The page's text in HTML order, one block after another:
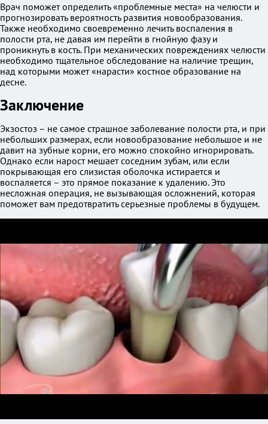
Врач поможет определить «проблемные места» на челюсти и
прогнозировать вероятность развития новообразования.
Также необходимо своевременно лечить воспаления в
полости рта, не давая им перейти в гнойную фазу и
проникнуть в кость. При механических повреждениях челюсти
необходимо тщательное обследование на наличие трещин,
над которыми может «нарасти» костное образование на
десне.
Заключение
Экзостоз – не самое страшное заболевание полости рта, и при
небольших размерах, если новообразование небольшое и не
давит на зубные корни, его можно спокойно игнорировать.
Однако если нарост мешает соседним зубам, или если
покрывающая его слизистая оболочка истирается и
воспаляется – это прямое показание к удалению. Это
несложная операция, не вызывающая осложнений, которая
поможет вам предотвратить серьезные проблемы в будущем.